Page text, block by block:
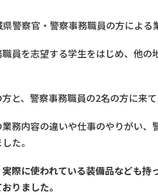
警察官・警察事務職員の方による
員を志望する学生をはじめ、他の
と、警察事務職員の2名の方に来て
務内容の違いや仕事のやりがい、
た。
際に使われている装備品なども持
りました。